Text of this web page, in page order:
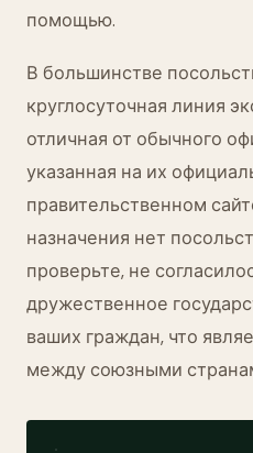
помощью.
В большинстве
круглосуточная линия
отличная от обычного
указанная на их
правительственном
назначения нет
проверьте, не
дружественное
ваших граждан, что
между союзными